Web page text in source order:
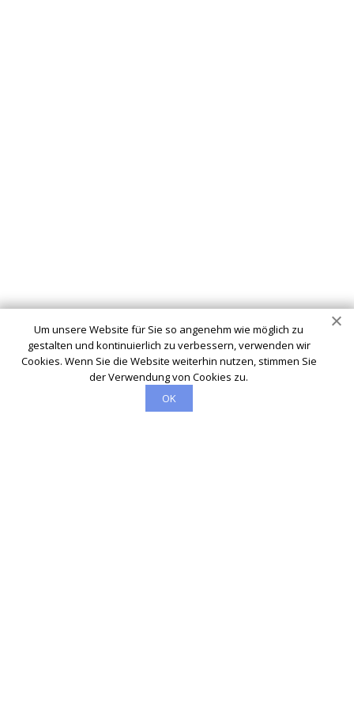
Um unsere Website für Sie so angenehm wie möglich zu
gestalten und kontinuierlich zu verbessern, verwenden wir
Cookies. Wenn Sie die Website weiterhin nutzen, stimmen Sie
der Verwendung von Cookies zu.
OK